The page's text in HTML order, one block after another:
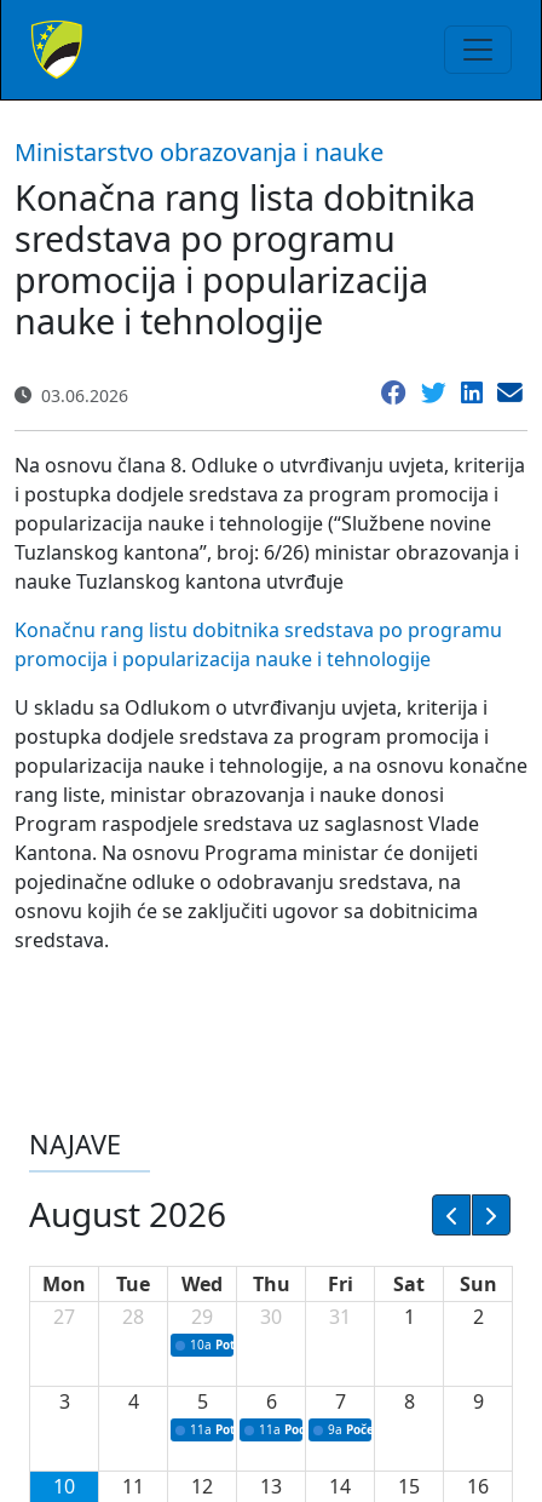
Ministarstvo obrazovanja i nauke
Konačna rang lista dobitnika
sredstava po programu
promocija i popularizacija
nauke i tehnologije
03.06.2026
Na osnovu člana 8. Odluke o utvrđivanju uvjeta, kriterija
i postupka dodjele sredstava za program promocija i
popularizacija nauke i tehnologije (“Službene novine
Tuzlanskog kantona”, broj: 6/26) ministar obrazovanja i
nauke Tuzlanskog kantona utvrđuje
Konačnu rang listu dobitnika sredstava po programu
promocija i popularizacija nauke i tehnologije
U skladu sa Odlukom o utvrđivanju uvjeta, kriterija i
postupka dodjele sredstava za program promocija i
popularizacija nauke i tehnologije, a na osnovu konačne
rang liste, ministar obrazovanja i nauke donosi
Program raspodjele sredstava uz saglasnost Vlade
Kantona. Na osnovu Programa ministar će donijeti
pojedinačne odluke o odobravanju sredstava, na
osnovu kojih će se zaključiti ugovor sa dobitnicima
sredstava.
NAJAVE
August 2026
Mon Tue Wed Thu Fri Sat
Sun
27
28 29
10a Potpisivanje ugovora sa neprofitnim
30 31 1 2
3 4 5
11a Potpisivanje ugovora o stipendijama za
6
11a Podrška razvoju vodne infrastrukture u
7
9a Početak izgradnje nove
8 9
10 11 12 13 14 15 16